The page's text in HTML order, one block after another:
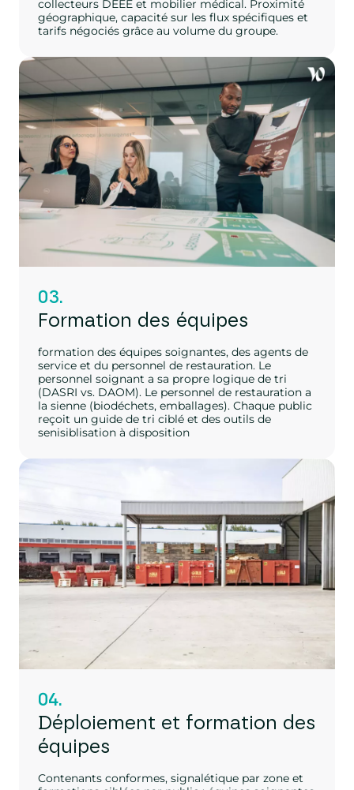
collecteurs DEEE et mobilier médical. Proximité
géographique, capacité sur les flux spécifiques et
tarifs négociés grâce au volume du groupe.
03.
Formation des équipes
formation des équipes soignantes, des agents de
service et du personnel de restauration. Le
personnel soignant a sa propre logique de tri
(DASRI vs. DAOM). Le personnel de restauration a
la sienne (biodéchets, emballages). Chaque public
reçoit un guide de tri ciblé et des outils de
senisiblisation à disposition
04.
Déploiement et formation des
équipes
Contenants conformes, signalétique par zone et